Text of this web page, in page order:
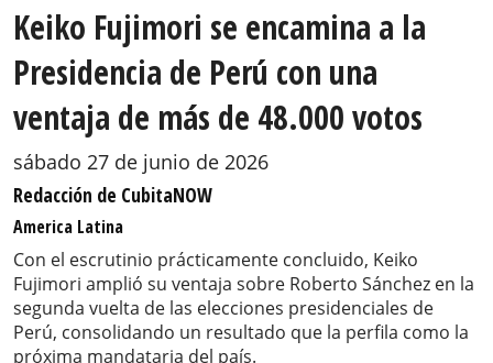
Keiko Fujimori se encamina a la
Presidencia de Perú con una
ventaja de más de 48.000 votos
sábado 27 de junio de 2026
Redacción de CubitaNOW
America Latina
Con el escrutinio prácticamente concluido, Keiko
Fujimori amplió su ventaja sobre Roberto Sánchez en la
segunda vuelta de las elecciones presidenciales de
Perú, consolidando un resultado que la perfila como la
próxima mandataria del país.